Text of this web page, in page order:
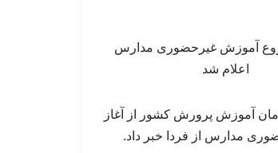
آموزش پرورش کشور از آغاز
مدارس از فردا خبر داد.